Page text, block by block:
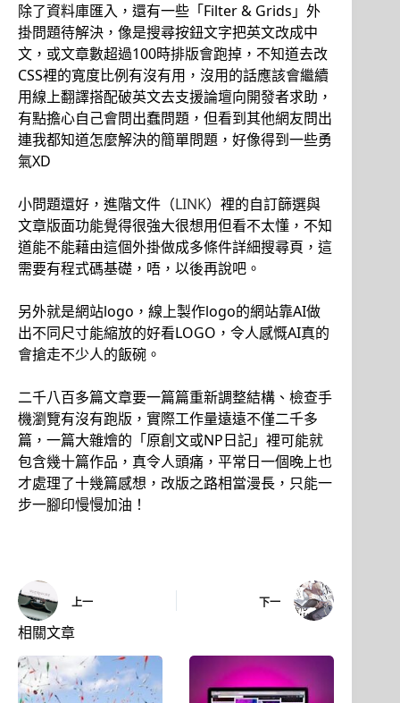
除了資料庫匯入，還有一些「Filter & Grids」外
掛問題待解決，像是搜尋按鈕文字把英文改成中
文，或文章數超過100時排版會跑掉，不知道去改
CSS裡的寬度比例有沒有用，沒用的話應該會繼續
用線上翻譯搭配破英文去支援論壇向開發者求助，
有點擔心自己會問出蠢問題，但看到其他網友問出
連我都知道怎麼解決的簡單問題，好像得到一些勇
氣XD
小問題還好，進階文件（LINK）裡的自訂篩選與
文章版面功能覺得很強大很想用但看不太懂，不知
道能不能藉由這個外掛做成多條件詳細搜尋頁，這
需要有程式碼基礎，唔，以後再說吧。
另外就是網站logo，線上製作logo的網站靠AI做
出不同尺寸能縮放的好看LOGO，令人感慨AI真的
會搶走不少人的飯碗。
二千八百多篇文章要一篇篇重新調整結構、檢查手
機瀏覽有沒有跑版，實際工作量遠遠不僅二千多
篇，一篇大雜燴的「原創文或NP日記」裡可能就
包含幾十篇作品，真令人頭痛，平常日一個晚上也
才處理了十幾篇感想，改版之路相當漫長，只能一
步一腳印慢慢加油！
上一 下一
相關文章